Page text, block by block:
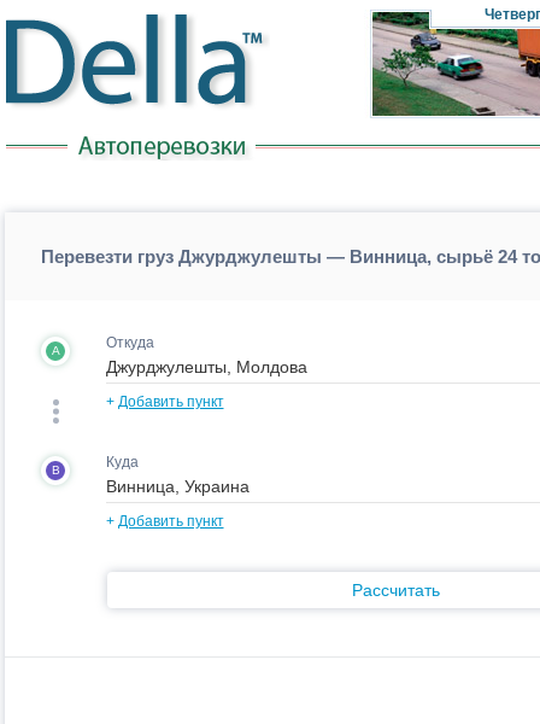
Четверг
Перевезти груз Джурджулешты — Винница, сырьё 24
A Откуда
+ Добавить пункт
B Куда
+ Добавить пункт
Рассчитать